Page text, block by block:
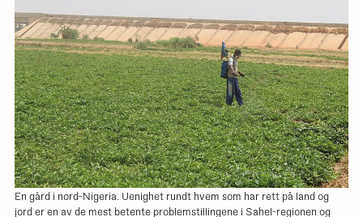
En gård i nord-Nigeria. Uenighet rundt hvem som har rett på land og
jord er en av de mest betente problemstillingene i Sahel-regionen og